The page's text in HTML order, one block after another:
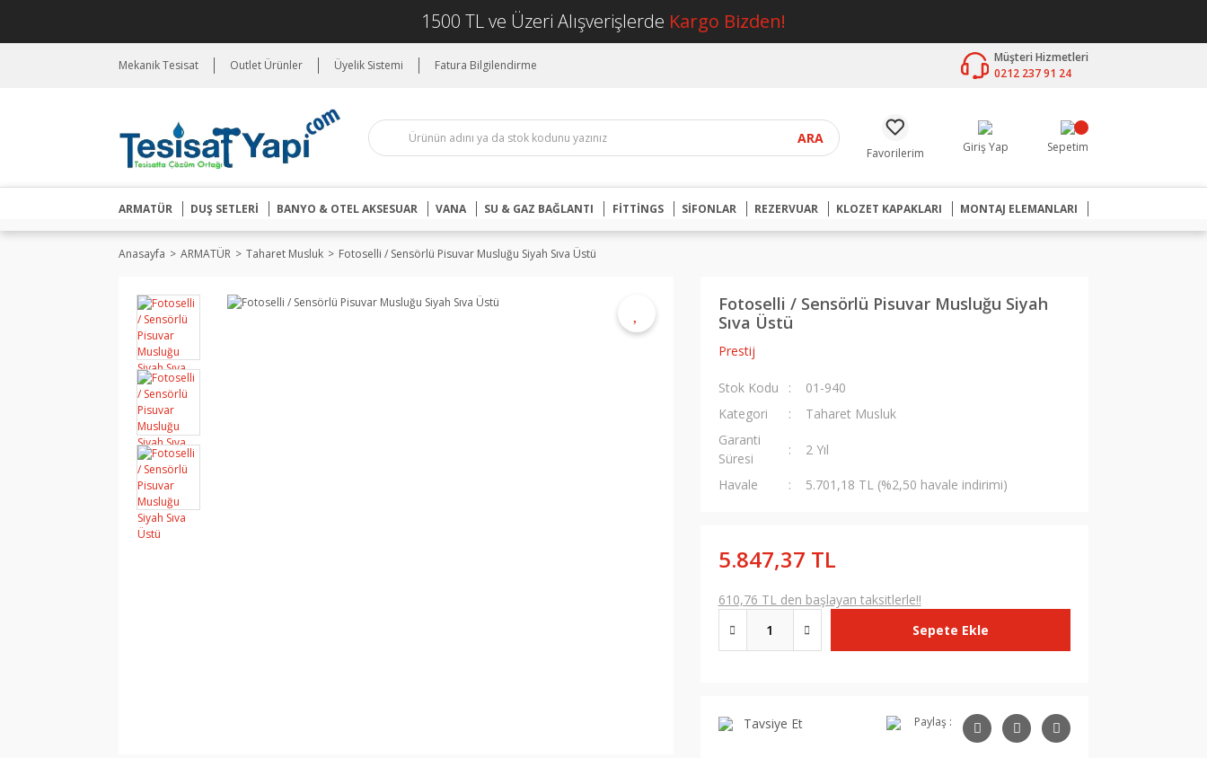
1500 TL ve Üzeri Alışverişlerde Kargo Bizden!
Mekanik Tesisat Outlet Ürünler Üyelik Sistemi Fatura Bilgilendirme
Müşteri Hizmetleri
0212 237 91 24
ARA
Favorilerim Giriş Yap Sepetim
ARMATÜR DUŞ SETLERİ BANYO & OTEL AKSESUAR VANA SU & GAZ BAĞLANTI FİTTİNGS SİFONLAR REZERVUAR KLOZET KAPAKLARI MONTAJ ELEMANLARI
Anasayfa ARMATÜR Taharet Musluk Fotoselli / Sensörlü Pisuvar Musluğu Siyah Sıva Üstü
Fotoselli / Sensörlü Pisuvar Musluğu Siyah
Sıva Üstü
Prestij
Stok Kodu
01-940
Kategori
Taharet Musluk
Garanti
Süresi
2 Yıl
Havale 5.701,18 TL (%2,50 havale indirimi)
5.847,37 TL
610,76 TL den başlayan taksitlerle!!
Sepete Ekle
Tavsiye Et Paylaş :